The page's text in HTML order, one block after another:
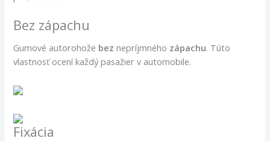
Bez zápachu
Gumové autorohože bez nepríjmného zápachu. Túto
vlastnosť ocení každý pasažier v automobile.
Fixácia